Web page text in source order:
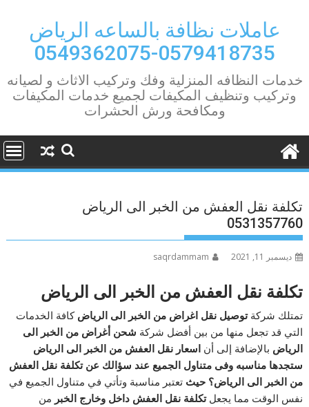
contentعاملات نظافة بالساعه الرياض
0579418735-0549362075
خدمات النظافه المنزلية وفك وتركيب الاثاث و لصيانه
وتركيب وتنظيف المكيفات لجميع خدمات المكيفات
ومكافحة ورش الحشرات
تكلفة نقل العفش من الخبر الى الرياض
0531357760
ديسمبر 11, 2021 saqrdammam
تكلفة نقل العفش من الخبر الى الرياض
تمتلك شركةتوصيل نقل اغراض من الخبر الى الرياض كافة الخدمات
التي قد تجعل منها من بين أفضل شركة شحن أغراض من الخبر الى
الرياض بالإضافة إلى أناسعار نقل العفش من الخبر الى الرياض
ستجدها مناسبه وفى متناول الجميع عند سؤالك عن تكلفة نقل العفش
من الخبر الى الرياض؟ حيث تعتبر مناسبة وتأتي في متناول الجميع في
نفس الوقت مما يجعلتكلفة نقل العفش داخل وخارج الخبر من